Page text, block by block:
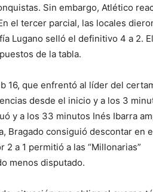
Sin embargo, Atlético
el tercer parcial, las locales
Lugano selló el definitivo 4 a 2.
de la tabla.
16, que enfrentó al líder del
desde el inicio y a los 3
y a los 33 minutos Inés Ibarra
Bragado consiguió descontar en
a 1 permitió a las “Millonarias”
menos disputado.